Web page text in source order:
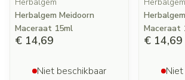
Herbalgem Meidoorn
Maceraat 15ml
€ 14,69
Niet beschikbaar
Maceraat
€ 14,69